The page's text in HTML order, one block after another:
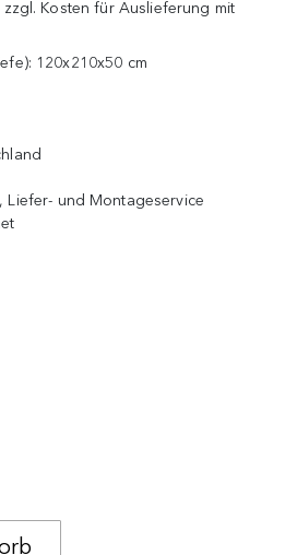
Kosten für Auslieferung mit
120x210x50 cm
Liefer- und Montageservice